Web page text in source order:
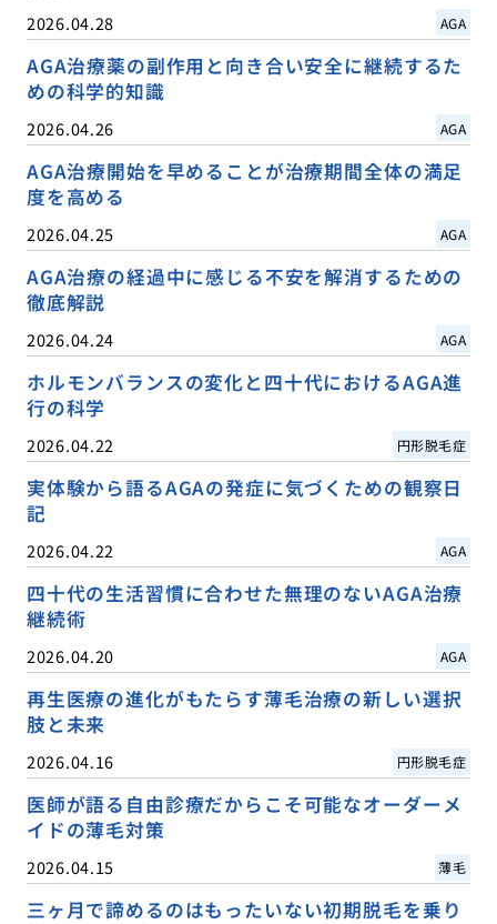
2026.04.28 AGA
AGA治療薬の副作用と向き合い安全に継続するた
めの科学的知識
2026.04.26 AGA
AGA治療開始を早めることが治療期間全体の満足
度を高める
2026.04.25 AGA
AGA治療の経過中に感じる不安を解消するための
徹底解説
2026.04.24 AGA
ホルモンバランスの変化と四十代におけるAGA進
行の科学
2026.04.22 円形脱毛症
実体験から語るAGAの発症に気づくための観察日
記
2026.04.22 AGA
四十代の生活習慣に合わせた無理のないAGA治療
継続術
2026.04.20 AGA
再生医療の進化がもたらす薄毛治療の新しい選択
肢と未来
2026.04.16 円形脱毛症
医師が語る自由診療だからこそ可能なオーダーメ
イドの薄毛対策
2026.04.15 薄毛
三ヶ月で諦めるのはもったいない初期脱毛を乗り